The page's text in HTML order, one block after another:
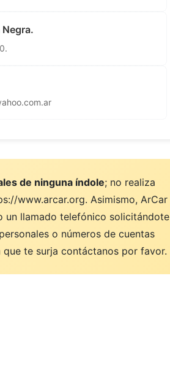
de ninguna índole; no realiza
www.arcar.org. Asimismo, ArCar
un llamado telefónico solicitándote
o números de cuentas
te surja contáctanos por favor.